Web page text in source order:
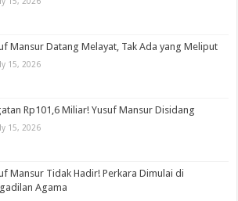
Mansur Datang Melayat, Tak Ada yang Meliput
15, 2026
Rp101,6 Miliar! Yusuf Mansur Disidang
15, 2026
Mansur Tidak Hadir! Perkara Dimulai di
Agama